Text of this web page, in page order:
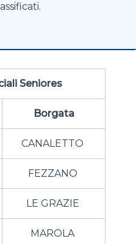
Seniores
Borgata
CANALETTO
FEZZANO
LE GRAZIE
MAROLA